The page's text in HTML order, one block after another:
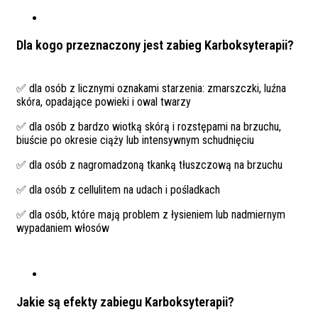
Dla kogo przeznaczony jest zabieg Karboksyterapii?
✅ dla osób z licznymi oznakami starzenia: zmarszczki, luźna
skóra, opadające powieki i owal twarzy
✅ dla osób z bardzo wiotką skórą i rozstępami na brzuchu,
biuście po okresie ciąży lub intensywnym schudnięciu
✅ dla osób z nagromadzoną tkanką tłuszczową na brzuchu
✅ dla osób z cellulitem na udach i pośladkach
✅ dla osób, które mają problem z łysieniem lub nadmiernym
wypadaniem włosów
Jakie są efekty zabiegu Karboksyterapii?